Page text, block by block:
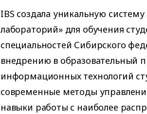
IBS создала уникальную
лабораторий» для обучения
специальностей Сибирского
внедрению в образовательный
информационных технологий
современные методы
навыки работы с наиболее